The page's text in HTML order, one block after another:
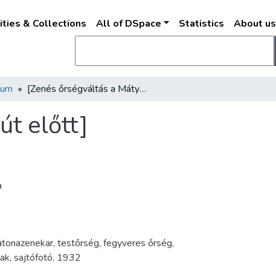
& Collections All of DSpace Statistics About us
[Zenés őrségváltás a Mátyás-kút előtt]
előtt]
, testőrség, fegyveres őrség,
, sajtófotó, 1932